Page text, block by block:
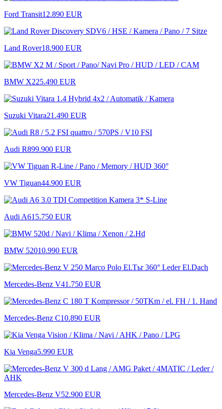
Ford Transit12.890 EUR
Land Rover18.900 EUR
BMW X225.490 EUR
Suzuki Vitara21.490 EUR
Audi R899.900 EUR
VW Tiguan44.900 EUR
Audi A615.750 EUR
BMW 52010.990 EUR
Mercedes-Benz V41.750 EUR
Mercedes-Benz C10.890 EUR
Kia Venga5.990 EUR
Mercedes-Benz V52.900 EUR